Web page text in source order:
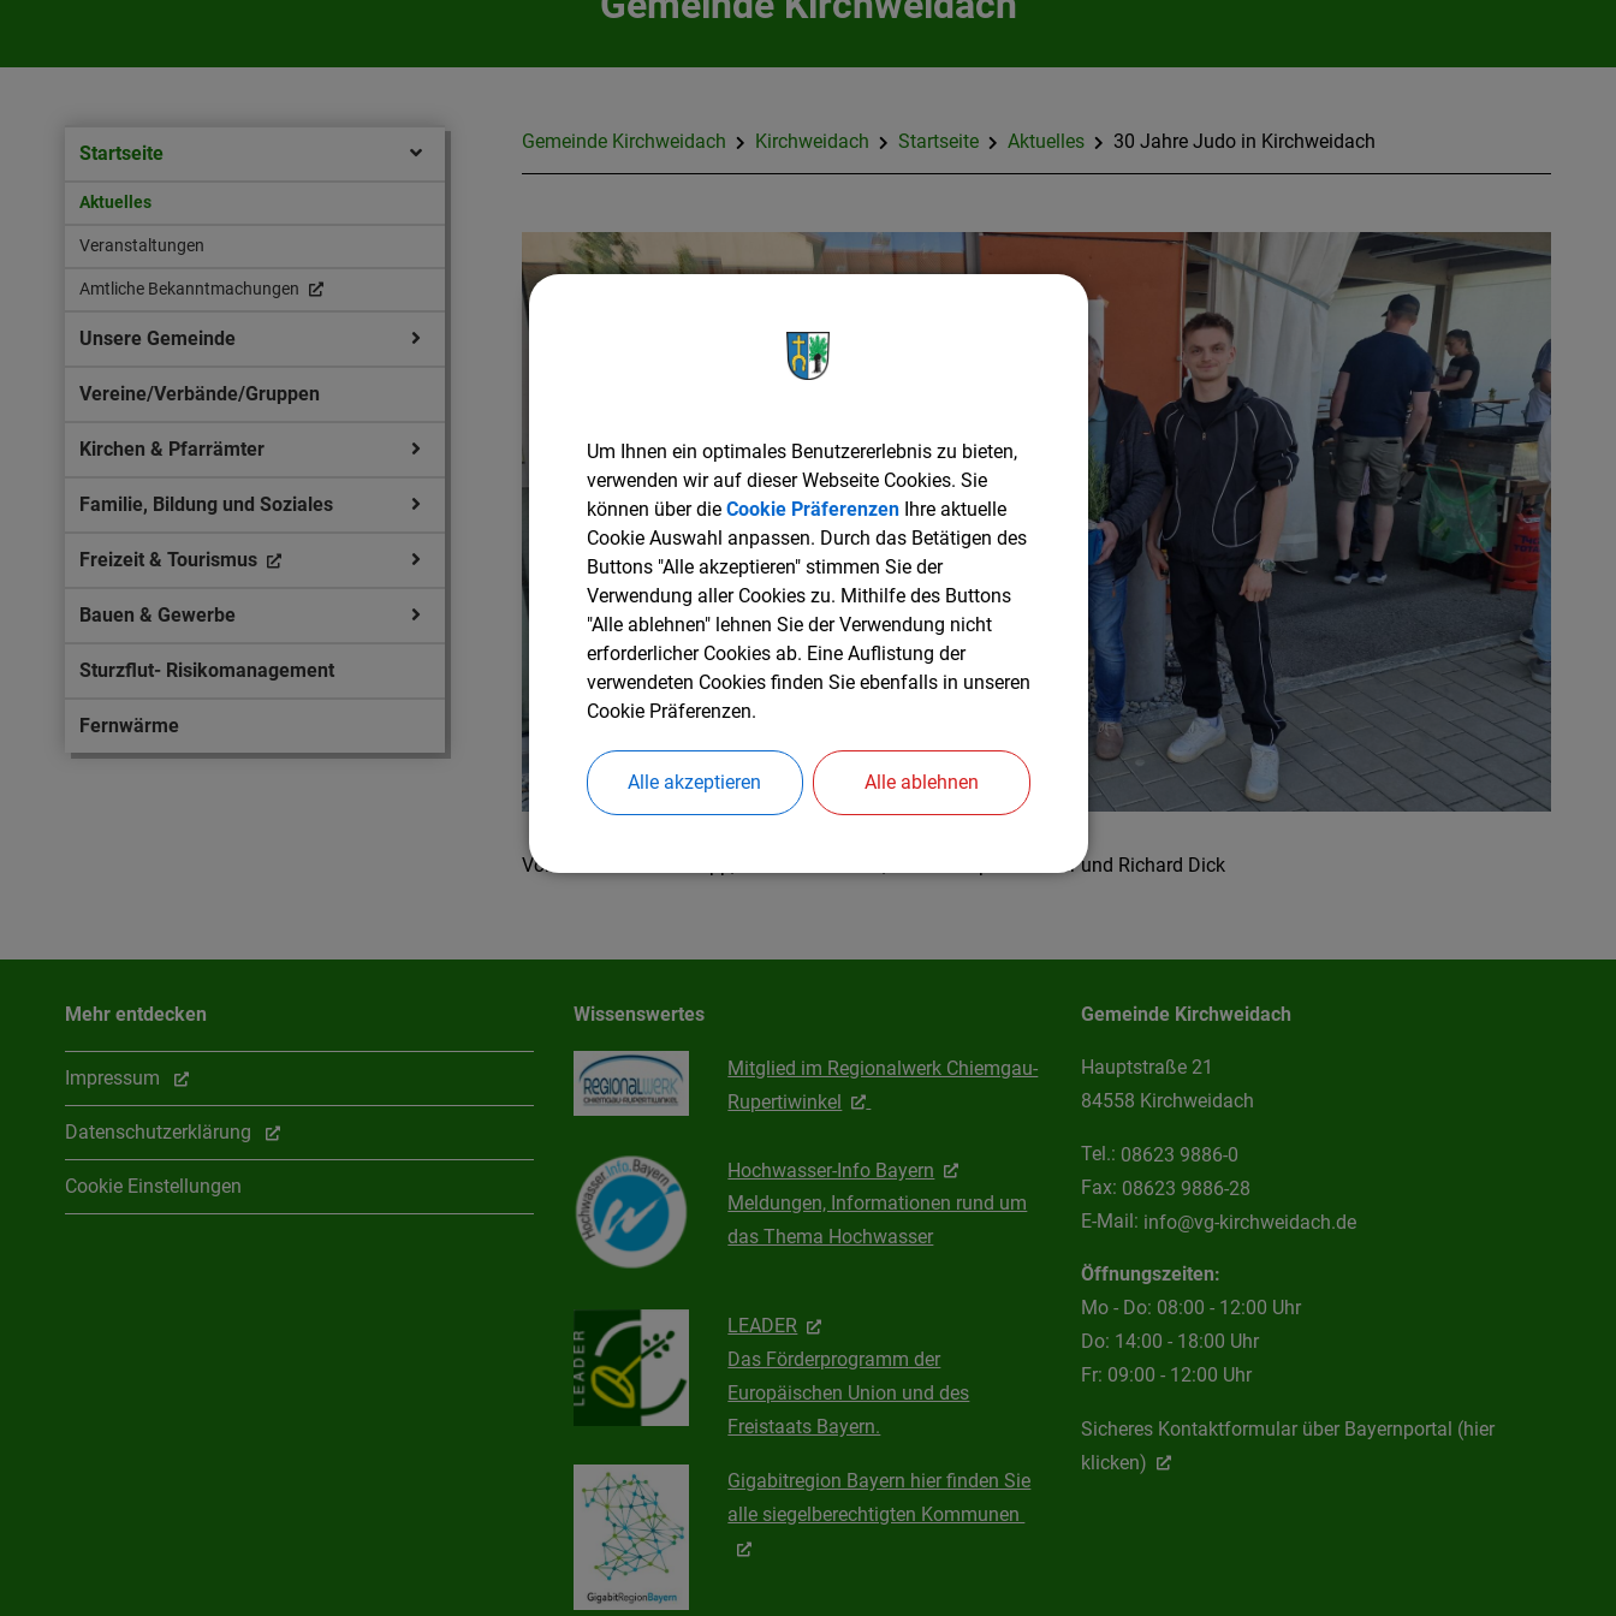
Startseite
Aktuelles
Veranstaltungen
Amtliche Bekanntmachungen
Unsere Gemeinde
Vereine/Verbände/Gruppen
Kirchen & Pfarrämter
Familie, Bildung und Soziales
Freizeit & Tourismus
Bauen & Gewerbe
Sturzflut- Risikomanagement
Fernwärme
Gemeinde Kirchweidach Kirchweidach Startseite Aktuelles 30 Jahre Judo in Kirchweidach
Von links: Waltraut Rupp, Dr. Werner Sturm, Dr. Peter Speckbacher und Richard Dick
Mehr entdecken
Impressum
Datenschutzerklärung
Cookie Einstellungen
Wissenswertes
Mitglied im Regionalwerk Chiemgau-
Rupertiwinkel
Hochwasser-Info Bayern
Meldungen, Informationen rund um
das Thema Hochwasser
LEADER
Das Förderprogramm der
Europäischen Union und des
Freistaats Bayern.
Gigabitregion Bayern hier finden Sie
alle siegelberechtigten Kommunen
Gemeinde Kirchweidach
Hauptstraße 21
84558 Kirchweidach
Tel.: 08623 9886-0
Fax: 08623 9886-28
E-Mail: info@vg-kirchweidach.de
Öffnungszeiten:
Mo - Do: 08:00 - 12:00 Uhr
Do: 14:00 - 18:00 Uhr
Fr: 09:00 - 12:00 Uhr
Sicheres Kontaktformular über Bayernportal (hier
klicken)
Um Ihnen ein optimales Benutzererlebnis zu bieten,
verwenden wir auf dieser Webseite Cookies. Sie
können über die Cookie PräferenzenIhre aktuelle
Cookie Auswahl anpassen. Durch das Betätigen des
Buttons "Alle akzeptieren" stimmen Sie der
Verwendung aller Cookies zu. Mithilfe des Buttons
"Alle ablehnen" lehnen Sie der Verwendung nicht
erforderlicher Cookies ab. Eine Auflistung der
verwendeten Cookies finden Sie ebenfalls in unseren
Cookie Präferenzen.
Alle akzeptieren Alle ablehnen